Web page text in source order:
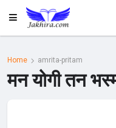
Home amrita-pritam
मन योगी तन